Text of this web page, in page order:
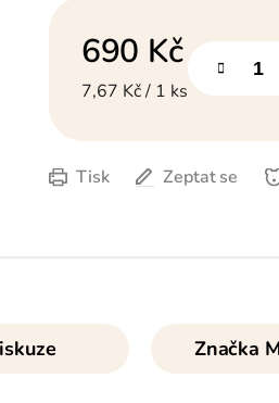
690 Kč
Měrná cena:
7,67 Kč / 1 ks
Tisk Zeptat se
Značka